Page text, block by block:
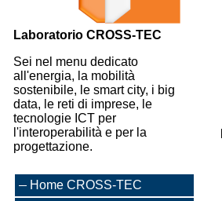
Laboratorio CROSS-TEC
Sei nel menu dedicato
all'energia, la mobilità
sostenibile, le smart city, i big
data, le reti di imprese, le
tecnologie ICT per
l'interoperabilità e per la
progettazione.
Home CROSS-TEC